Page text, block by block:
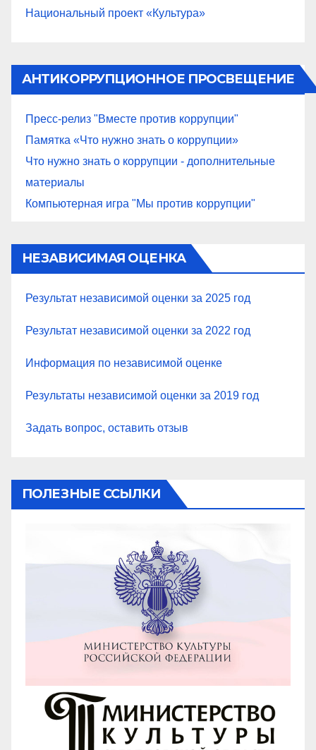
Национальный проект «Культура»
АНТИКОРРУПЦИОННОЕ ПРОСВЕЩЕНИЕ
Пресс-релиз "Вместе против коррупции"
Памятка «Что нужно знать о коррупции»
Что нужно знать о коррупции - дополнительные
материалы
Компьютерная игра "Мы против коррупции"
НЕЗАВИСИМАЯ ОЦЕНКА
Результат независимой оценки за 2025 год
Результат независимой оценки за 2022 год
Информация по независимой оценке
Результаты независимой оценки за 2019 год
Задать вопрос, оставить отзыв
ПОЛЕЗНЫЕ ССЫЛКИ